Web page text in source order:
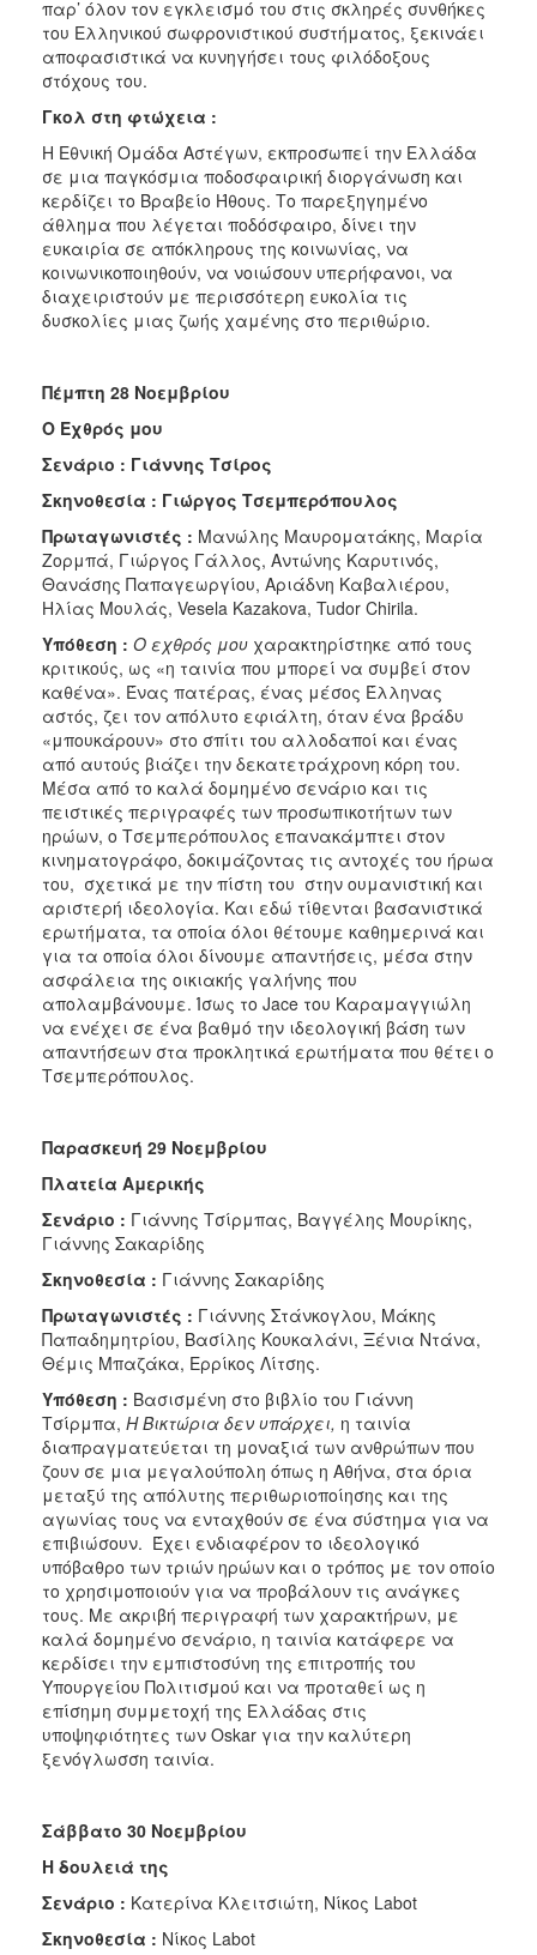
παρ’ όλον τον εγκλεισμό του στις σκληρές συνθήκες
του Ελληνικού σωφρονιστικού συστήματος, ξεκινάει
αποφασιστικά να κυνηγήσει τους φιλόδοξους
στόχους του.
Γκολ στη φτώχεια :
Η Εθνική Ομάδα Αστέγων, εκπροσωπεί την Ελλάδα
σε μια παγκόσμια ποδοσφαιρική διοργάνωση και
κερδίζει το Βραβείο Ήθους. Το παρεξηγημένο
άθλημα που λέγεται ποδόσφαιρο, δίνει την
ευκαιρία σε απόκληρους της κοινωνίας, να
κοινωνικοποιηθούν, να νοιώσουν υπερήφανοι, να
διαχειριστούν με περισσότερη ευκολία τις
δυσκολίες μιας ζωής χαμένης στο περιθώριο.
Πέμπτη 28 Νοεμβρίου
Ο Εχθρός μου
Σενάριο : Γιάννης Τσίρος
Σκηνοθεσία : Γιώργος Τσεμπερόπουλος
Πρωταγωνιστές : Μανώλης Μαυροματάκης, Μαρία
Ζορμπά, Γιώργος Γάλλος, Αντώνης Καρυτινός,
Θανάσης Παπαγεωργίου, Αριάδνη Καβαλιέρου,
Ηλίας Μουλάς, Vesela Kazakova, Tudor Chirila.
Υπόθεση : Ο εχθρός μου χαρακτηρίστηκε από τους
κριτικούς, ως «η ταινία που μπορεί να συμβεί στον
καθένα». Ένας πατέρας, ένας μέσος Έλληνας
αστός, ζει τον απόλυτο εφιάλτη, όταν ένα βράδυ
«μπουκάρουν» στο σπίτι του αλλοδαποί και ένας
από αυτούς βιάζει την δεκατετράχρονη κόρη του.
Μέσα από το καλά δομημένο σενάριο και τις
πειστικές περιγραφές των προσωπικοτήτων των
ηρώων, ο Τσεμπερόπουλος επανακάμπτει στον
κινηματογράφο, δοκιμάζοντας τις αντοχές του ήρωα
του, σχετικά με την πίστη του στην ουμανιστική και
αριστερή ιδεολογία. Και εδώ τίθενται βασανιστικά
ερωτήματα, τα οποία όλοι θέτουμε καθημερινά και
για τα οποία όλοι δίνουμε απαντήσεις, μέσα στην
ασφάλεια της οικιακής γαλήνης που
απολαμβάνουμε. Ίσως το Jace του Καραμαγγιώλη
να ενέχει σε ένα βαθμό την ιδεολογική βάση των
απαντήσεων στα προκλητικά ερωτήματα που θέτει ο
Τσεμπερόπουλος.
Παρασκευή 29 Νοεμβρίου
Πλατεία Αμερικής
Σενάριο : Γιάννης Τσίρμπας, Βαγγέλης Μουρίκης,
Γιάννης Σακαρίδης
Σκηνοθεσία : Γιάννης Σακαρίδης
Πρωταγωνιστές : Γιάννης Στάνκογλου, Μάκης
Παπαδημητρίου, Βασίλης Κουκαλάνι, Ξένια Ντάνα,
Θέμις Μπαζάκα, Ερρίκος Λίτσης.
Υπόθεση : Βασισμένη στο βιβλίο του Γιάννη
Τσίρμπα, Η Βικτώρια δεν υπάρχει, η ταινία
διαπραγματεύεται τη μοναξιά των ανθρώπων που
ζουν σε μια μεγαλούπολη όπως η Αθήνα, στα όρια
μεταξύ της απόλυτης περιθωριοποίησης και της
αγωνίας τους να ενταχθούν σε ένα σύστημα για να
επιβιώσουν. Έχει ενδιαφέρον το ιδεολογικό
υπόβαθρο των τριών ηρώων και ο τρόπος με τον οποίο
το χρησιμοποιούν για να προβάλουν τις ανάγκες
τους. Με ακριβή περιγραφή των χαρακτήρων, με
καλά δομημένο σενάριο, η ταινία κατάφερε να
κερδίσει την εμπιστοσύνη της επιτροπής του
Υπουργείου Πολιτισμού και να προταθεί ως η
επίσημη συμμετοχή της Ελλάδας στις
υποψηφιότητες των Oskar για την καλύτερη
ξενόγλωσση ταινία.
Σάββατο 30 Νοεμβρίου
Η δουλειά της
Σενάριο : Κατερίνα Κλειτσιώτη, Νίκος Labot
Σκηνοθεσία : Νίκος Labot